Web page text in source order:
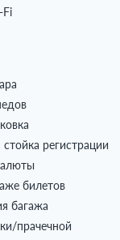
Fi
стойка регистрации
билетов
багажа
прачечной